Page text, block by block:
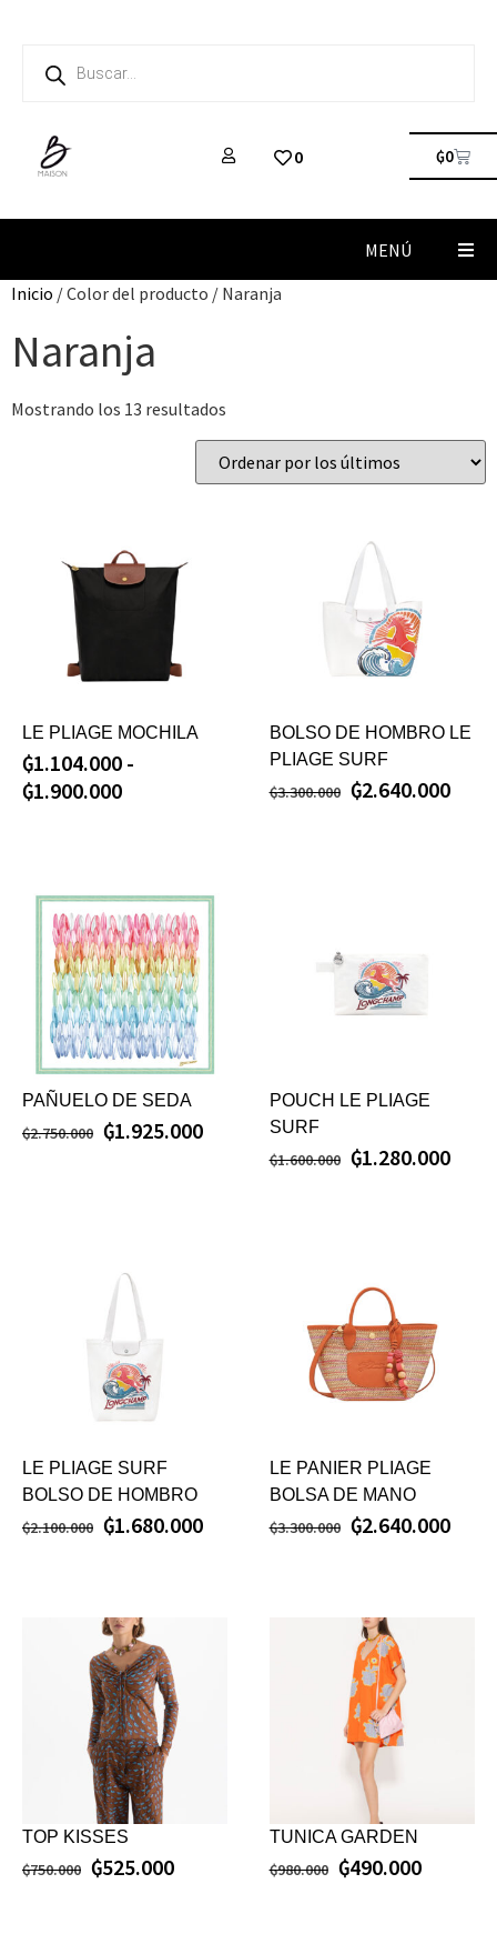
0 ₲0
MENÚ
Inicio / Color del producto / Naranja
Naranja
Mostrando los 13 resultados
LE PLIAGE MOCHILA
₲1.104.000 -
₲1.900.000
BOLSO DE HOMBRO LE
PLIAGE SURF
₲3.300.000 ₲2.640.000
PAÑUELO DE SEDA
₲2.750.000 ₲1.925.000
POUCH LE PLIAGE
SURF
₲1.600.000 ₲1.280.000
LE PLIAGE SURF
BOLSO DE HOMBRO
₲2.100.000 ₲1.680.000
LE PANIER PLIAGE
BOLSA DE MANO
₲3.300.000 ₲2.640.000
TOP KISSES
₲750.000 ₲525.000
TUNICA GARDEN
₲980.000 ₲490.000